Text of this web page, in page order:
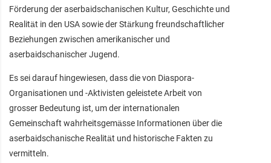
Förderung der aserbaidschanischen Kultur, Geschichte und
Realität in den USA sowie der Stärkung freundschaftlicher
Beziehungen zwischen amerikanischer und
aserbaidschanischer Jugend.
Es sei darauf hingewiesen, dass die von Diaspora-
Organisationen und -Aktivisten geleistete Arbeit von
grosser Bedeutung ist, um der internationalen
Gemeinschaft wahrheitsgemässe Informationen über die
aserbaidschanische Realität und historische Fakten zu
vermitteln.